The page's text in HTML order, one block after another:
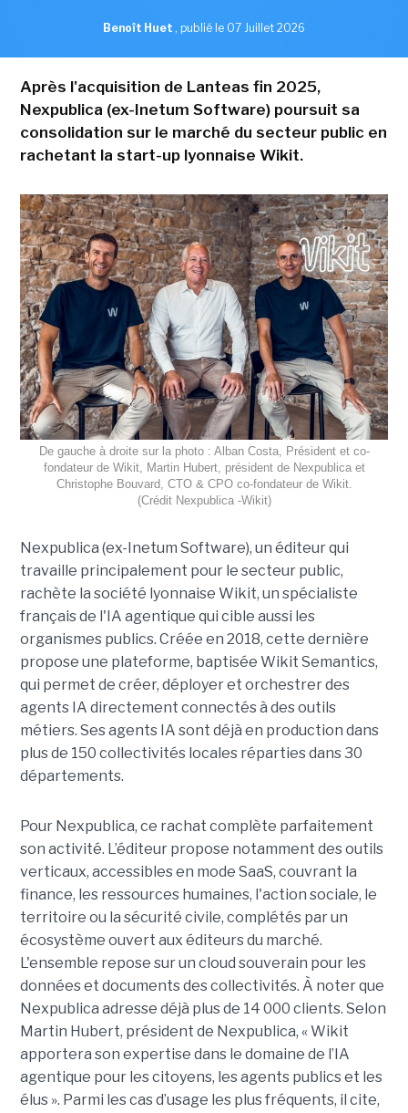
Benoît Huet , publié le 07 Juillet 2026
Après l'acquisition de Lanteas fin 2025,
Nexpublica (ex-Inetum Software) poursuit sa
consolidation sur le marché du secteur public en
rachetant la start-up lyonnaise Wikit.
De gauche à droite sur la photo : Alban Costa, Président et co-
fondateur de Wikit, Martin Hubert, président de Nexpublica et
Christophe Bouvard, CTO & CPO co-fondateur de Wikit.
(Crédit Nexpublica -Wikit)
Nexpublica (ex-Inetum Software), un éditeur qui
travaille principalement pour le secteur public,
rachète la société lyonnaise Wikit, un spécialiste
français de l'IA agentique qui cible aussi les
organismes publics. Créée en 2018, cette dernière
propose une plateforme, baptisée Wikit Semantics,
qui permet de créer, déployer et orchestrer des
agents IA directement connectés à des outils
métiers. Ses agents IA sont déjà en production dans
plus de 150 collectivités locales réparties dans 30
départements.
Pour Nexpublica, ce rachat complète parfaitement
son activité. L’éditeur propose notamment des outils
verticaux, accessibles en mode SaaS, couvrant la
finance, les ressources humaines, l'action sociale, le
territoire ou la sécurité civile, complétés par un
écosystème ouvert aux éditeurs du marché.
L'ensemble repose sur un cloud souverain pour les
données et documents des collectivités. À noter que
Nexpublica adresse déjà plus de 14 000 clients. Selon
Martin Hubert, président de Nexpublica, « Wikit
apportera son expertise dans le domaine de l’IA
agentique pour les citoyens, les agents publics et les
élus ». Parmi les cas d’usage les plus fréquents, il cite,